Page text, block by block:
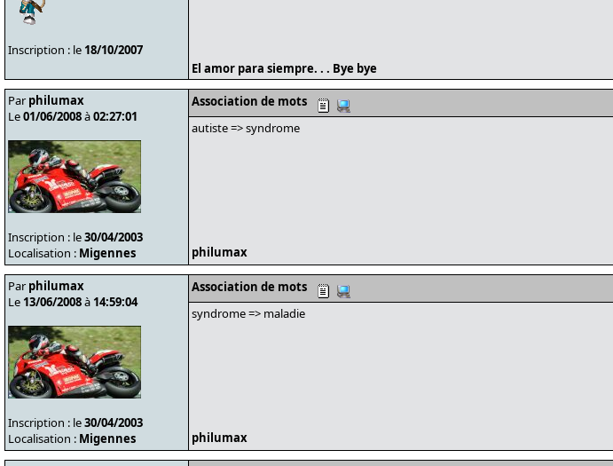
Inscription : le 18/10/2007
El amor para siempre. . . Bye bye
Par philumax
Le01/06/2008à02:27:01
Inscription : le30/04/2003
Localisation : Migennes
Association de mots
autiste => syndrome
philumax
Par philumax
Le 13/06/2008à 14:59:04
Inscription : le30/04/2003
Localisation : Migennes
Association de mots
syndrome => maladie
philumax